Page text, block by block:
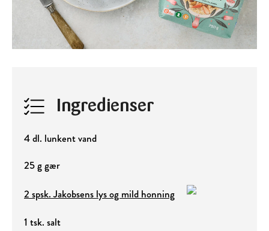
Ingredienser
4 dl. lunkent vand
25 g gær
2 spsk. Jakobsens lys og mild honning
1 tsk. salt